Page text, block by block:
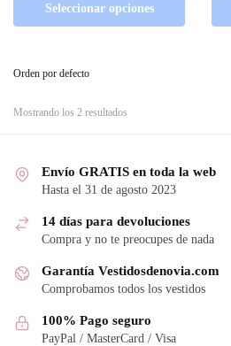
Seleccionar opciones
Mostrando los 2 resultados
Envío GRATIS en toda la web
Hasta el 31 de agosto 2023
14 días para devoluciones
Compra y no te preocupes de nada
Garantía Vestidosdenovia.com
Comprobamos todos los vestidos
100% Pago seguro
PayPal / MasterCard / Visa